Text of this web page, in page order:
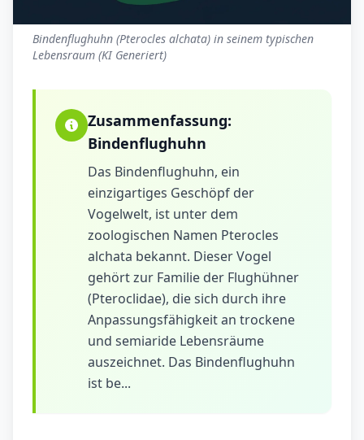
Bindenflughuhn (Pterocles alchata) in seinem typischen
Lebensraum (KI Generiert)
Zusammenfassung:
Bindenflughuhn
Das Bindenflughuhn, ein
einzigartiges Geschöpf der
Vogelwelt, ist unter dem
zoologischen Namen Pterocles
alchata bekannt. Dieser Vogel
gehört zur Familie der Flughühner
(Pteroclidae), die sich durch ihre
Anpassungsfähigkeit an trockene
und semiaride Lebensräume
auszeichnet. Das Bindenflughuhn
ist be...